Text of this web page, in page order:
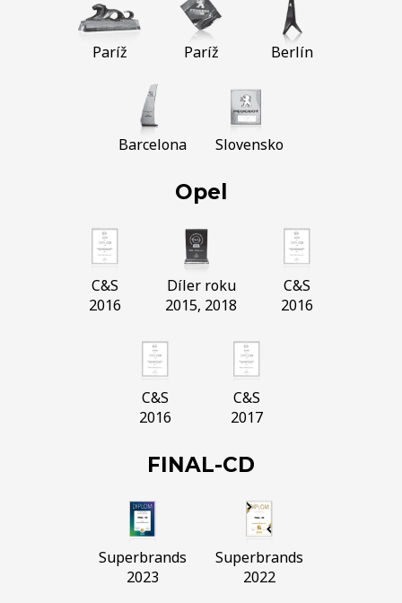
Paríž Paríž Berlín
Barcelona Slovensko
Opel
C&S
2016
Díler roku
2015, 2018
C&S
2016
C&S
2016
C&S
2017
FINAL-CD
Superbrands
2023
Superbrands
2022